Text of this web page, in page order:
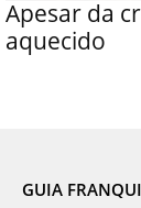
Apesar da
aquecido
GUIA